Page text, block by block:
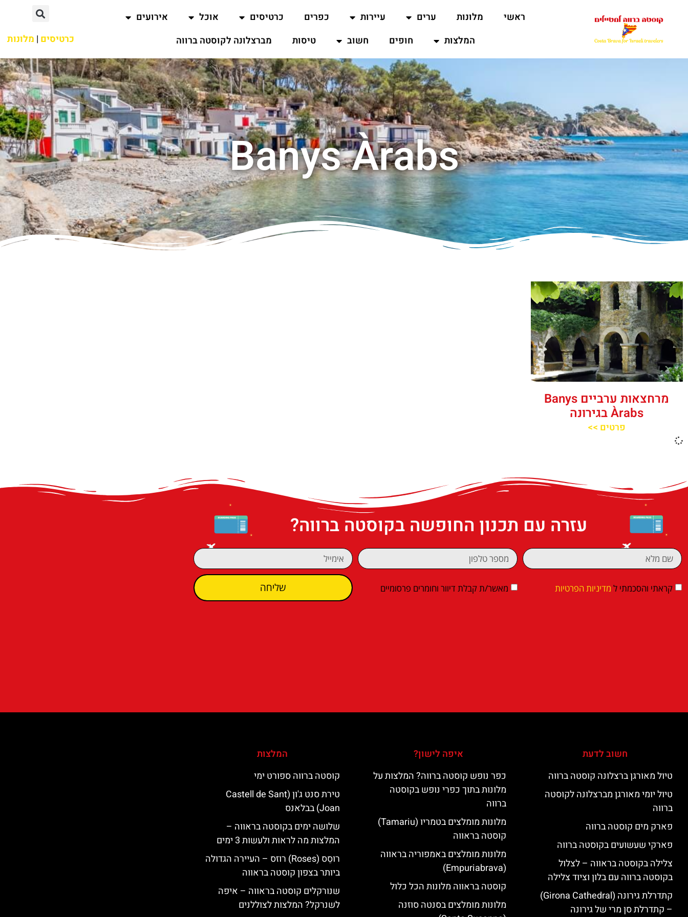
ראשי מלונות ערים עיירות כפרים כרטיסים אוכל
אירועים
המלצות
חופים חשוב טיסות מברצלונה לקוסטה ברווה כרטיסים | מלונות
Banys Àrabs
מרחצאות ערביים Banys
Àrabs בגירונה
פרטים >>
עזרה עם תכנון החופשה בקוסטה ברווה?
קראתי והסכמתי ל מדיניות הפרטיות מאשר/ת קבלת דיוור וחומרים פרסומיים שליחה
חשוב לדעת
טיול מאורגן ברצלונה קוסטה ברווה
טיול יומי מאורגן מברצלונה לקוסטה
ברווה
פארק מים קוסטה ברווה
פארקי שעשועים בקוסטה ברווה
צלילה בקוסטה בראווה – לצלול
בקוסטה ברווה עם בלון וציוד צלילה
קתדרלת גירונה (Girona Cathedral)
– קתדרלת סן מרי של גירונה
איפה לישון?
כפר נופש קוסטה ברווה? המלצות על
מלונות בתוך כפרי נופש בקוסטה
ברווה
מלונות מומלצים בטמריו (Tamariu)
קוסטה בראווה
מלונות מומלצים באמפוריה בראווה
(Empuriabrava)
קוסטה בראווה מלונות הכל כלול
מלונות מומלצים בסנטה סוזנה
המלצות
קוסטה ברווה ספורט ימי
טירת סנט ג'ון (Castell de Sant
Joan) בבלאנס
שלושה ימים בקוסטה בראווה –
המלצות מה לראות ולעשות 3 ימים
רוסֵס (Roses) רוזס – העיירה הגדולה
ביותר בצפון קוסטה בראווה
שנורקלים קוסטה בראווה – איפה
לשנרקל? המלצות לצוללנים